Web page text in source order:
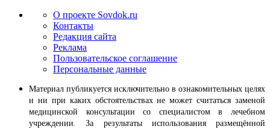
О проекте Sovdok.ru
Контакты
Редакция сайта
Реклама
Пользовательское соглашение
Персональные данные
Материал публикуется исключительно в ознакомительных целях
и ни при каких обстоятельствах не может считаться заменой
медицинской консультации со специалистом в лечебном
учреждении. За результаты использования размещённой